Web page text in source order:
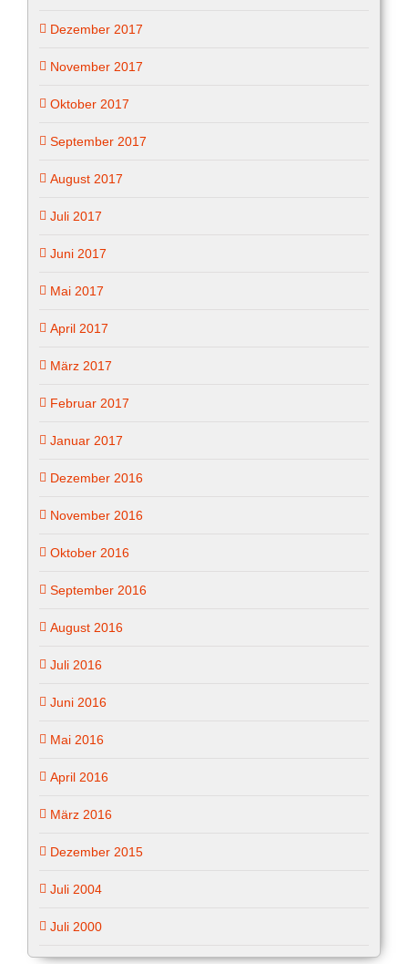
Dezember 2017
November 2017
Oktober 2017
September 2017
August 2017
Juli 2017
Juni 2017
Mai 2017
April 2017
März 2017
Februar 2017
Januar 2017
Dezember 2016
November 2016
Oktober 2016
September 2016
August 2016
Juli 2016
Juni 2016
Mai 2016
April 2016
März 2016
Dezember 2015
Juli 2004
Juli 2000